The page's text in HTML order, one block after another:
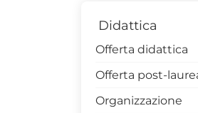
Didattica
Offerta didattica
Scienze
e della
Offerta post-
Organizzazione